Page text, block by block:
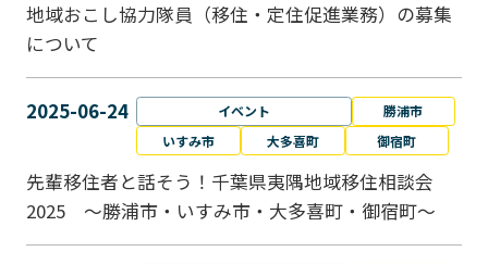
地域おこし協力隊員（移住・定住促進業務）の募集
について
2025-06-24 イベント
勝浦市
いすみ市
大多喜町 御宿町
先輩移住者と話そう！千葉県夷隅地域移住相談会
2025 ～勝浦市・いすみ市・大多喜町・御宿町～